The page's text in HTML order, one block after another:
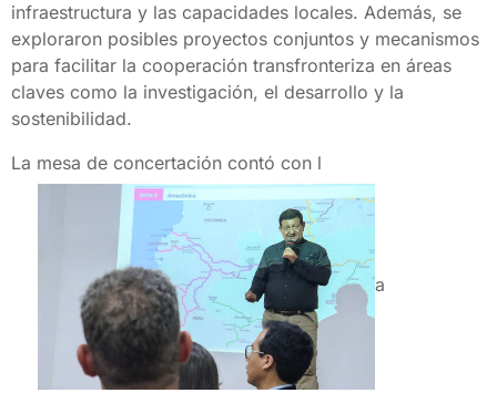
infraestructura y las capacidades locales. Además, se
exploraron posibles proyectos conjuntos y mecanismos
para facilitar la cooperación transfronteriza en áreas
claves como la investigación, el desarrollo y la
sostenibilidad.
La mesa de concertación contó con l
a